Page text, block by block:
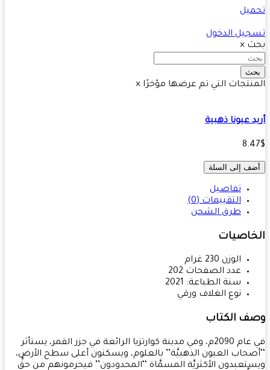
الدخول
×
التي تم عرضها مؤخرًا ×
عيونا ذهبية
إلى السلة
تفاصيل
التقييمات (0)
طرق الشحن
الوزن 230 غرام
عدد الصفحات 202
سنة الطباعة: 2021
نوع الغلاف ورقي
الكتاب
في عام 2090م، وفي مدينة كوارتزيا الرائعة في جزر القمر، يستأثر
العيون الذهبيَّة’’ بالعلوم، ويسكنون أعلى سطح الأرض،
الأكثريَّة المسمَّاة ‘‘المحدودون’’ فيحرمونهم من حقِّ